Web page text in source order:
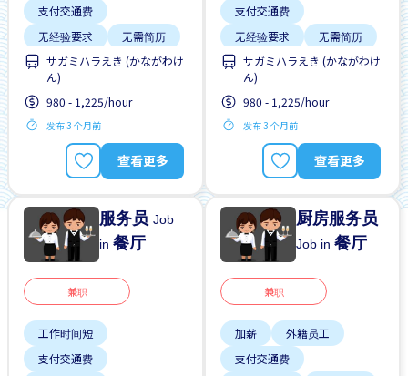
支付交通费
无经验要求
无需简历
サガミハラえき (かながわけ
ん)
980 - 1,225/hour
发布 3 个月前
查看更多
支付交通费
无经验要求
无需简历
サガミハラえき (かながわけ
ん)
980 - 1,225/hour
发布 3 个月前
查看更多
服务员Job
in餐厅
兼职
工作时间短
支付交通费
厨房服务员
Job in餐厅
兼职
加薪
外籍员工
支付交通费